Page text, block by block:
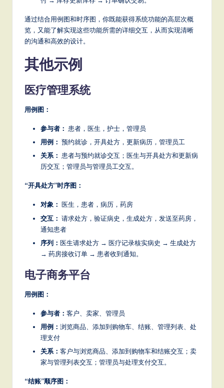
通过结合用例图和时序图，你既能获得系统功能的高层次概
览，又能了解实现这些功能所需的详细交互，从而实现清晰
的沟通和高效的设计。
其他示例
医疗管理系统
用例图：
参与者： 患者，医生，护士，管理员
用例： 预约就诊，开具处方，更新病历，管理员工
关系： 患者与预约就诊交互；医生与开具处方和更新病
历交互；管理员与管理员工交互。
“开具处方”时序图：
对象： 医生，患者，病历，药房
交互： 请求处方，验证病史，生成处方，发送至药房，
通知患者
序列： 医生请求处方 → 医疗记录核实病史 → 生成处方
→ 药房接收订单 → 患者收到通知。
电子商务平台
用例图：
参与者： 客户、卖家、管理员
用例： 浏览商品、添加到购物车、结账、管理列表、处
理支付
关系： 客户与浏览商品、添加到购物车和结账交互；卖
家与管理列表交互；管理员与处理支付交互。
“结账”顺序图：